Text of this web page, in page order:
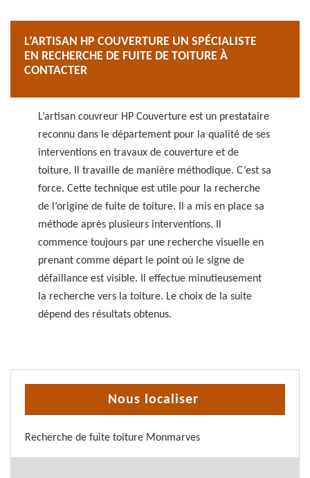
L’ARTISAN HP COUVERTURE UN SPÉCIALISTE
EN RECHERCHE DE FUITE DE TOITURE À
CONTACTER
L’artisan couvreur HP Couverture est un prestataire
reconnu dans le département pour la qualité de ses
interventions en travaux de couverture et de
toiture. Il travaille de manière méthodique. C’est sa
force. Cette technique est utile pour la recherche
de l’origine de fuite de toiture. Il a mis en place sa
méthode après plusieurs interventions. Il
commence toujours par une recherche visuelle en
prenant comme départ le point où le signe de
défaillance est visible. Il effectue minutieusement
la recherche vers la toiture. Le choix de la suite
dépend des résultats obtenus.
Nous localiser
Recherche de fuite toiture Monmarves